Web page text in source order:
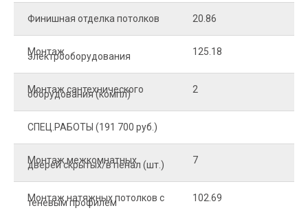
Финишная отделка потолков 20.86
Монтаж
электрооборудования 125.18
Монтаж сантехнического
оборудования (компл) 2
СПЕЦ.РАБОТЫ (191 700 руб.)
Монтаж межкомнатных
дверей скрытых/в пенал (шт.) 7
Монтаж натяжных потолков с
теневым профилем 102.69